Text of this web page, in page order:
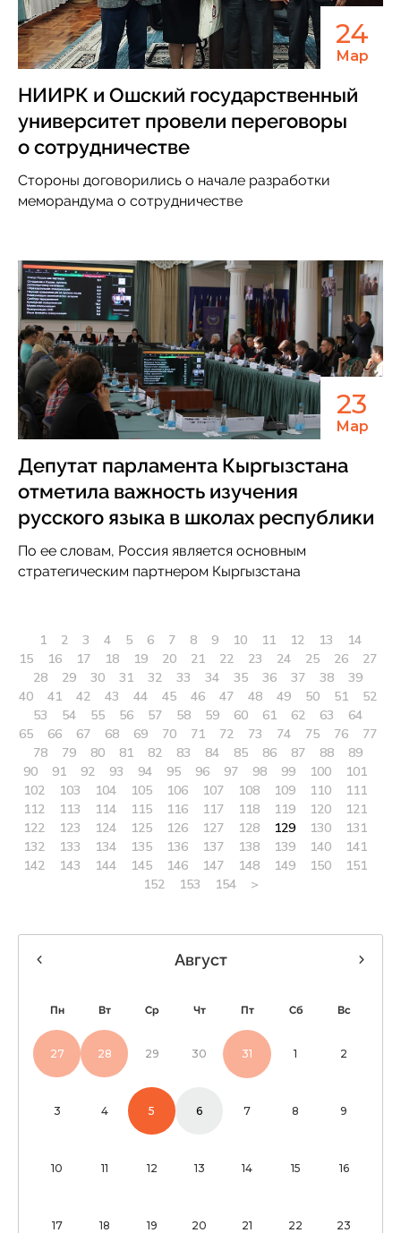
24
Мар
НИИРК и Ошский государственный
университет провели переговоры
о сотрудничестве
Стороны договорились о начале разработки
меморандума о сотрудничестве
23
Мар
Депутат парламента Кыргызстана
отметила важность изучения
русского языка в школах республики
По ее словам, Россия является основным
стратегическим партнером Кыргызстана
1 2 3 4 5 6 7 8 9 10 11 12 13
14
15
16 17 18 19 20 21 22 23 24 25 26
27
28
29 30 31 32 33 34 35 36 37 38
39
40
41 42 43 44 45 46 47 48 49 50 51
52
53
54 55 56 57 58 59 60 61 62 63
64
65
66 67 68 69 70 71 72 73 74 75 76
77
78
79 80 81 82 83 84 85 86 87 88
89
90
91 92 93 94 95 96 97 98 99 100
101
102
103 104 105 106 107 108 109 110
111
112
113 114 115 116 117 118 119 120
121
122
123 124 125 126 127 128 129 130
131
132
133 134 135 136 137 138 139 140
141
142
143 144 145 146 147 148 149 150
151
152
153 154 >
Август
Пн Вт Ср Чт Пт Сб Вс
27 28 29 30 31 1 2
3 4 5 6 7 8 9
10 11 12 13 14 15 16
17 18 19 20 21 22 23